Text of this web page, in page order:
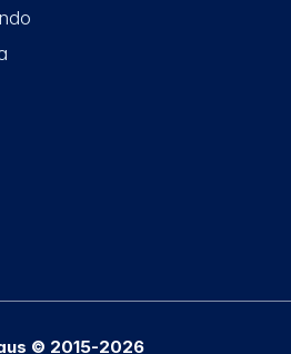
© 2015-2026